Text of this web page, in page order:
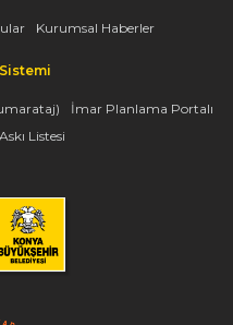
Kurumsal Haberler
İmar Planlama Portalı
Listesi